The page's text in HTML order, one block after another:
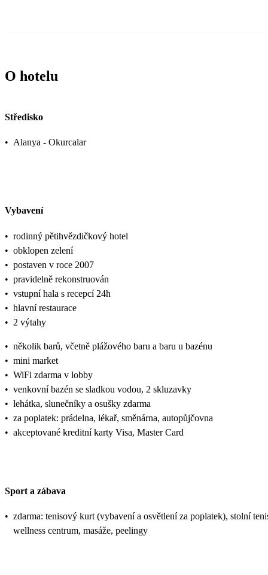
O hotelu
Středisko
• Alanya - Okurcalar
Vybavení
• rodinný pětihvězdičkový hotel
• obklopen zelení
• postaven v roce 2007
• pravidelně rekonstruován
• vstupní hala s recepcí 24h
• hlavní restaurace
• 2 výtahy
• několik barů, včetně plážového baru a baru u bazénu
• mini market
• WiFi zdarma v lobby
• venkovní bazén se sladkou vodou, 2 skluzavky
• lehátka, slunečníky a osušky zdarma
• za poplatek: prádelna, lékař, směnárna, autopůjčovna
• akceptované kreditní karty Visa, Master Card
Sport a zábava
• zdarma: tenisový kurt (vybavení a osvětlení za poplatek), stolní
wellness centrum, masáže, peelingy